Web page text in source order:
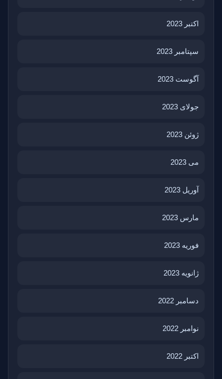
اکتبر 2023
سپتامبر 2023
آگوست 2023
جولای 2023
ژوئن 2023
می 2023
آوریل 2023
مارس 2023
فوریه 2023
ژانویه 2023
دسامبر 2022
نوامبر 2022
اکتبر 2022